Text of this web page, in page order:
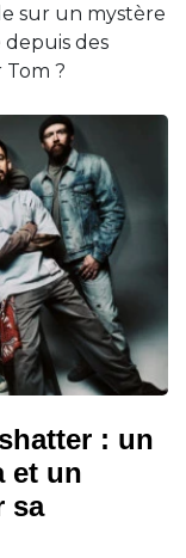
sur un mystère
des
?
: un
et un
sa